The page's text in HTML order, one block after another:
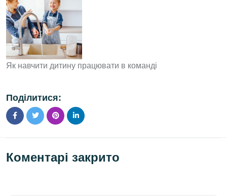
Як навчити дитину працювати в команді
Поділитися:
Коментарі закрито